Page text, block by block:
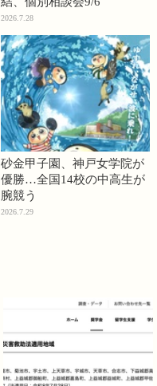
2026.7.28
砂金甲子園、神戸女学院が
優勝…全国14校の中高生が
腕競う
2026.7.29